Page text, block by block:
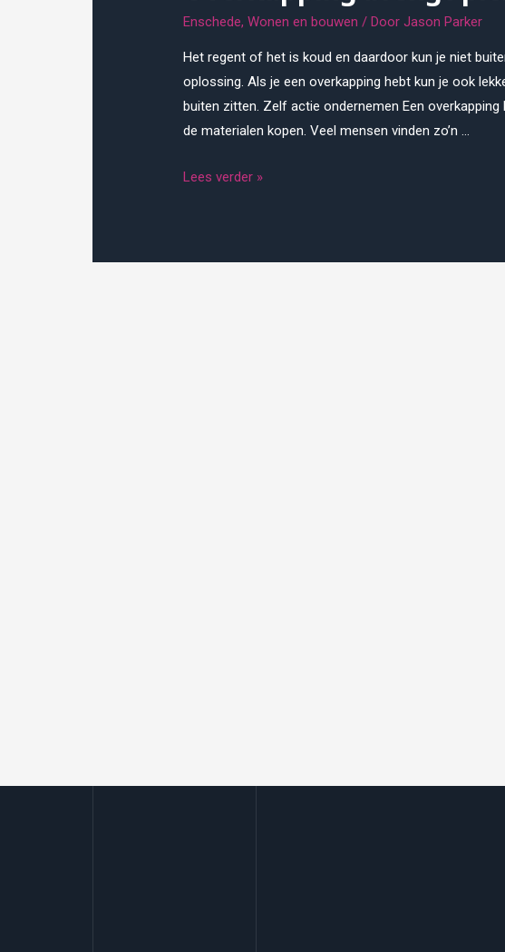
Enschede,Wonen en bouwen / DoorJason Parker
Het regent of het is koud en daardoor kun je niet
oplossing. Als je een overkapping hebt kun je ook
buiten zitten. Zelf actie ondernemen Een
de materialen kopen. Veel mensen vinden zo’n …
Overkapping
Lees verder »